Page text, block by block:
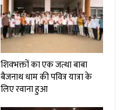
शिवभक्तों का एक जत्था बाबा
बैजनाथ धाम की पवित्र यात्रा के
लिए रवाना हुआ